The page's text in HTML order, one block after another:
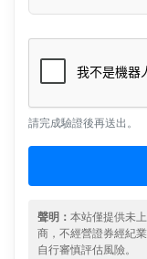
請完成驗證後再送出。
聲明： 本站僅提供未
商，不經營證券經紀
自行審慎評估風險。